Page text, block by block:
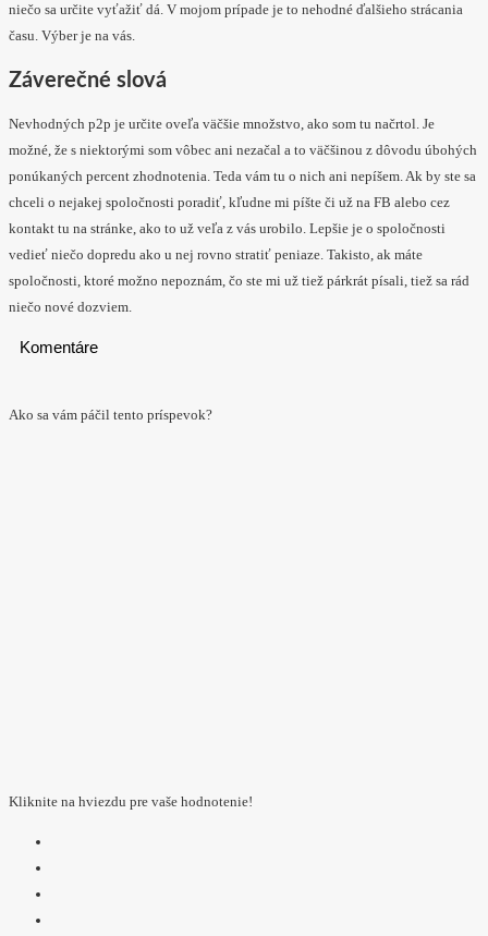
niečo sa určite vyťažiť dá. V mojom prípade je to nehodné ďalšieho strácania
času. Výber je na vás.
Záverečné slová
Nevhodných p2p je určite oveľa väčšie množstvo, ako som tu načrtol. Je
možné, že s niektorými som vôbec ani nezačal a to väčšinou z dôvodu úbohých
ponúkaných percent zhodnotenia. Teda vám tu o nich ani nepíšem. Ak by ste sa
chceli o nejakej spoločnosti poradiť, kľudne mi píšte či už na FB alebo cez
kontakt tu na stránke, ako to už veľa z vás urobilo. Lepšie je o spoločnosti
vedieť niečo dopredu ako u nej rovno stratiť peniaze. Takisto, ak máte
spoločnosti, ktoré možno nepoznám, čo ste mi už tiež párkrát písali, tiež sa rád
niečo nové dozviem.
Komentáre
Ako sa vám páčil tento príspevok?
Kliknite na hviezdu pre vaše hodnotenie!